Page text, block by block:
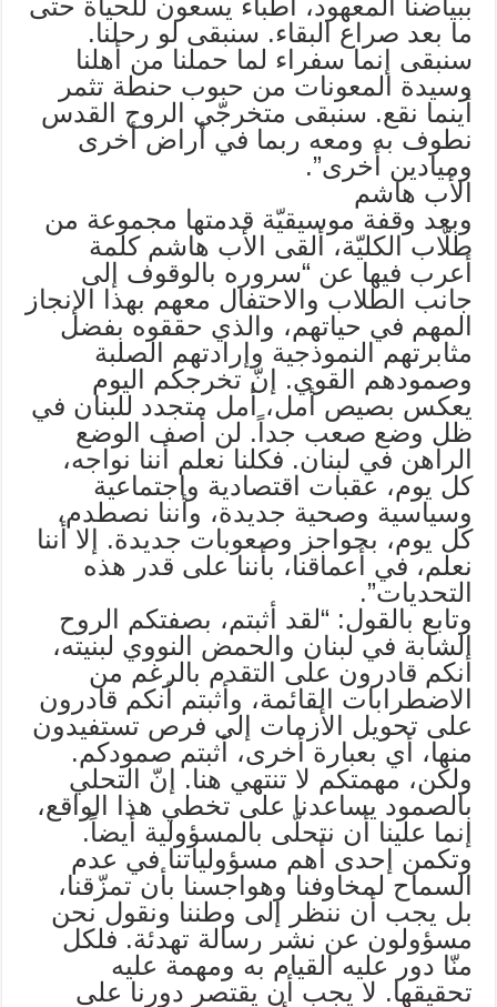
ببياضنا المعهود، أطباء يسعون للحياة حتى
ما بعد صراع البقاء. سنبقى لو رحلنا.
سنبقى إنما سفراء لما حملنا من أهلنا
وسيدة المعونات من حبوب حنطة تثمر
أينما نقع. سنبقى متخرجّي الروح القدس
نطوف به ومعه ربما في أراض أخرى
وميادين أخرى”.
الأب هاشم
وبعد وقفة موسيقيّة قدمتها مجموعة من
طلّاب الكليّة، ألقى الأب هاشم كلمة
أعرب فيها عن “سروره بالوقوف إلى
جانب الطلاب والاحتفال معهم بهذا الإنجاز
المهم في حياتهم، والذي حققوه بفضل
مثابرتهم النموذجية وإرادتهم الصلبة
وصمودهم القوي. إنّ تخرجكم اليوم
يعكس بصيص أمل، أمل متجدد للبنان في
ظل وضع صعب جداً. لن أصف الوضع
الراهن في لبنان. فكلنا نعلم أننا نواجه،
كل يوم، عقبات اقتصادية واجتماعية
وسياسية وصحية جديدة، وأننا نصطدم،
كل يوم، بحواجز وصعوبات جديدة. إلا أننا
نعلم، في أعماقنا، بأننا على قدر هذه
التحديات”.
وتابع بالقول: “لقد أثبتم، بصفتكم الروح
الشابة في لبنان والحمض النووي لبنيته،
أنكم قادرون على التقدم بالرغم من
الاضطرابات القائمة، وأثبتم أنكم قادرون
على تحويل الأزمات إلى فرص تستفيدون
منها، أي بعبارة أخرى، أثبتم صمودكم.
ولكن، مهمتكم لا تنتهي هنا. إنّ التحلي
بالصمود يساعدنا على تخطي هذا الواقع،
إنما علينا أن نتحلّى بالمسؤولية أيضاً.
وتكمن إحدى أهم مسؤولياتنا في عدم
السماح لمخاوفنا وهواجسنا بأن تمزّقنا،
بل يجب أن ننظر إلى وطننا ونقول نحن
مسؤولون عن نشر رسالة تهدئة. فلكل
منّا دور عليه القيام به ومهمة عليه
تحقيقها. لا يجب أن يقتصر دورنا على